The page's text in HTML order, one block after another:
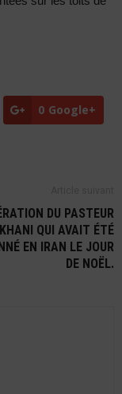
0 Google+
DU PASTEUR
QUI AVAIT ÉTÉ
EN IRAN LE JOUR
DE NOËL.